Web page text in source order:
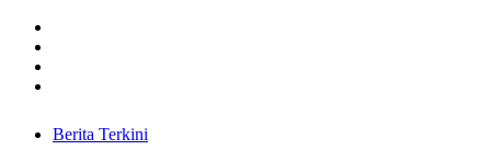
Berita Terkini